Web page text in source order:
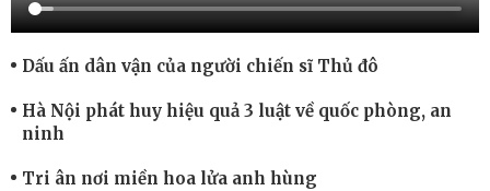
Dấu ấn dân vận của người chiến sĩ Thủ đô
Hà Nội phát huy hiệu quả 3 luật về quốc phòng, an
ninh
Tri ân nơi miền hoa lửa anh hùng